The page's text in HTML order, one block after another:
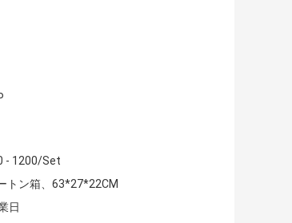
- 1200/Set
トン箱、63*27*22CM
日